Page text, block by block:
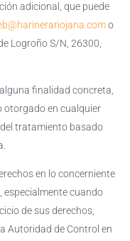
adicional, que puede
o
Logroño S/N, 26300,
finalidad concreta,
otorgado en cualquier
tratamiento basado
en lo concerniente
especialmente cuando
de sus derechos,
Autoridad de Control en